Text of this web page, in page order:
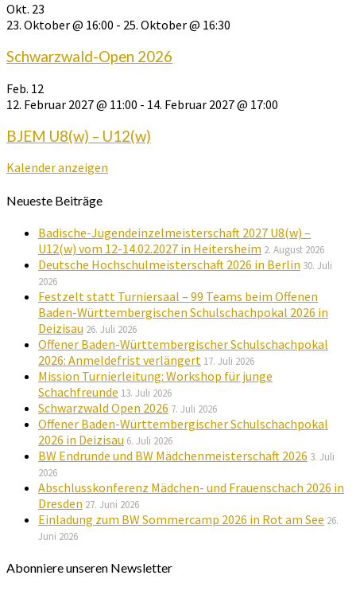
Okt. 23
23. Oktober @ 16:00 - 25. Oktober @ 16:30
Schwarzwald-Open 2026
Feb. 12
12. Februar 2027 @ 11:00 - 14. Februar 2027 @ 17:00
BJEM U8(w) – U12(w)
Kalender anzeigen
Neueste Beiträge
Badische-Jugendeinzelmeisterschaft 2027 U8(w) –
U12(w) vom 12-14.02.2027 in Heitersheim 2. August 2026
Deutsche Hochschulmeisterschaft 2026 in Berlin 30. Juli
2026
Festzelt statt Turniersaal – 99 Teams beim Offenen
Baden-Württembergischen Schulschachpokal 2026 in
Deizisau 26. Juli 2026
Offener Baden-Württembergischer Schulschachpokal
2026: Anmeldefrist verlängert 17. Juli 2026
Mission Turnierleitung: Workshop für junge
Schachfreunde 13. Juli 2026
Schwarzwald Open 2026 7. Juli 2026
Offener Baden-Württembergischer Schulschachpokal
2026 in Deizisau 6. Juli 2026
BW Endrunde und BW Mädchenmeisterschaft 2026 3. Juli
2026
Abschlusskonferenz Mädchen- und Frauenschach 2026 in
Dresden 27. Juni 2026
Einladung zum BW Sommercamp 2026 in Rot am See 26.
Juni 2026
Abonniere unseren Newsletter